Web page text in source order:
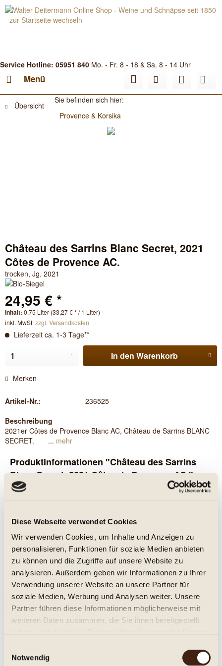
Diese Webseite verwendet Cookies
Wir verwenden Cookies, um Inhalte und Anzeigen zu
personalisieren, Funktionen für soziale Medien anbieten
zu können und die Zugriffe auf unsere Website zu
analysieren. Außerdem geben wir Informationen zu Ihrer
Verwendung unserer Website an unsere Partner für
soziale Medien, Werbung und Analysen weiter. Unsere
Partner führen diese Informationen möglicherweise mit
weiteren Daten zusammen, die Sie ihnen bereitgestellt
Notwendig
Service Hotline: 05951 840 Mo. - Fr. 8 - 18 & Sa. 8 - 14 Uhr
Menü
Übersicht
Sie befinden sich hier:
Provence & Korsika
Château des Sarrins Blanc Secret, 2021
Côtes de Provence AC.
trocken, Jg. 2021
24,95 € *
Inhalt: 0.75 Liter (33,27 € * / 1 Liter)
inkl. MwSt. zzgl. Versandkosten
Lieferzeit ca. 1-3 Tage**
In den Warenkorb
Merken
Artikel-Nr.:
236525
Beschreibung
2021er Côtes de Provence Blanc AC, Château de Sarrins BLANC
SECRET. ... mehr
Produktinformationen "Château des Sarrins
Blanc Secret, 2021 Côtes de Provence AC."
Trocken. Der Weisswein von Château des Sarrins aus der
rebsorte Rolle ist ein eleganter, kraftvoller, im Barrique gereift
Wein mit Struktur und Länge. Das Weingut gehört zum
Champagnerhaus Bruno Paillard.
Über das Weingut: Die Domaine des Sarrins leitet ihren Namen
von dem Wort "Sarazenen" ab, welche dieses Gebiet
jahrhundertelang besetzt hatten. Der Legende nach starb im 11.
mehr von Chateau Sarrins ...